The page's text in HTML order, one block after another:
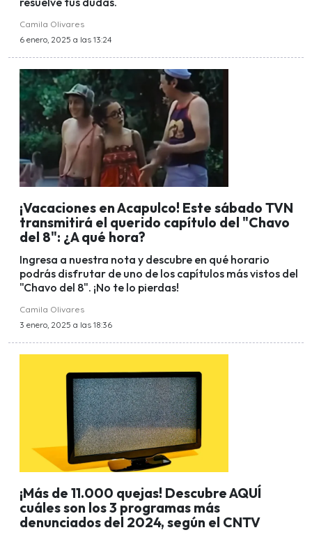
Camila Olivares
6 enero, 2025 a las 13:24
¡Vacaciones en Acapulco! Este sábado TVN
transmitirá el querido capítulo del "Chavo
del 8": ¿A qué hora?
Ingresa a nuestra nota y descubre en qué horario
podrás disfrutar de uno de los capítulos más vistos del
"Chavo del 8". ¡No te lo pierdas!
Camila Olivares
3 enero, 2025 a las 18:36
¡Más de 11.000 quejas! Descubre AQUÍ
cuáles son los 3 programas más
denunciados del 2024, según el CNTV